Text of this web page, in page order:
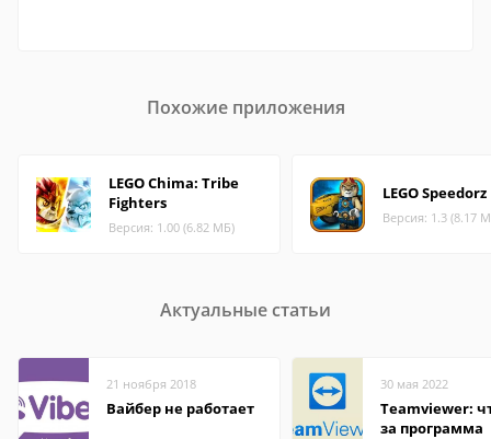
Похожие приложения
LEGO Chima: Tribe
Fighters
Версия: 1.00 (6.82 МБ)
LEGO Speedorz
Версия: 1.3 (8.17
Актуальные статьи
21 ноября 2018
Вайбер не работает
30 мая 2022
Teamviewer:
за программа